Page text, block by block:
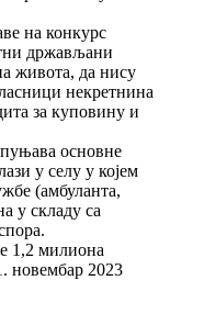
на конкурс
држављани
живота, да нису
некретнина
за куповину и
основне
у селу у којем
(амбуланта,
у складу са
1,2 милиона
новембар 2023